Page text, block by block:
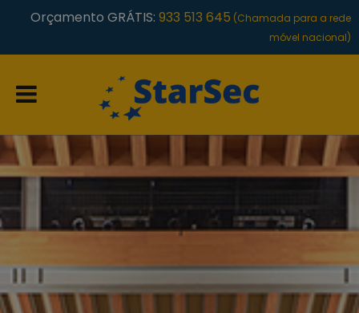
Orçamento GRÁTIS: 933 513 645 (Chamada para a rede
móvel nacional)